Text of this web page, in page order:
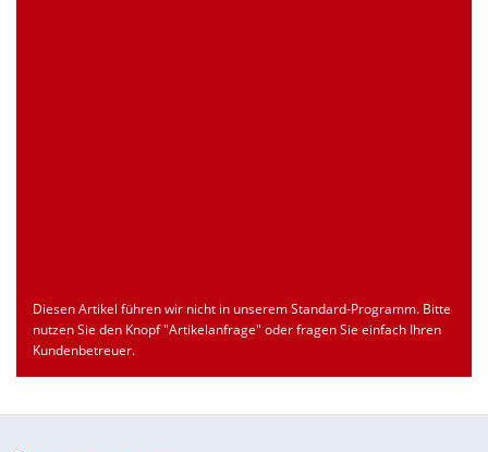
Diesen Artikel führen wir nicht in unserem Standard-Programm. Bitte
nutzen Sie den Knopf "Artikelanfrage" oder fragen Sie einfach Ihren
Kundenbetreuer.